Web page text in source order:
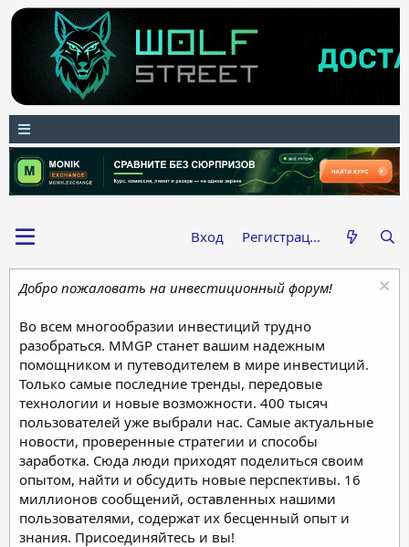
Вход Регистрация
Добро пожаловать на инвестиционный форум!
Во всем многообразии инвестиций трудно
разобраться. MMGP станет вашим надежным
помощником и путеводителем в мире инвестиций.
Только самые последние тренды, передовые
технологии и новые возможности. 400 тысяч
пользователей уже выбрали нас. Самые актуальные
новости, проверенные стратегии и способы
заработка. Сюда люди приходят поделиться своим
опытом, найти и обсудить новые перспективы. 16
миллионов сообщений, оставленных нашими
пользователями, содержат их бесценный опыт и
знания. Присоединяйтесь и вы!